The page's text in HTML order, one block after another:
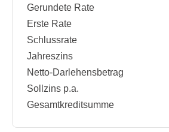
Gerundete Rate
Erste Rate
Schlussrate
Jahreszins
Netto-Darlehensbetrag
Sollzins p.a.
Gesamtkreditsumme